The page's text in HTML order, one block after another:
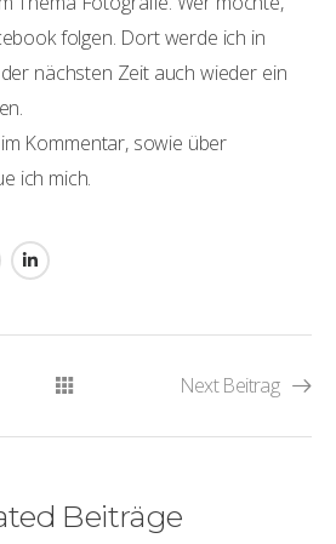
folgen. Dort werde ich in
nächsten Zeit auch wieder ein
Kommentar, sowie über
ich mich.
Next Beitrag
Beiträge